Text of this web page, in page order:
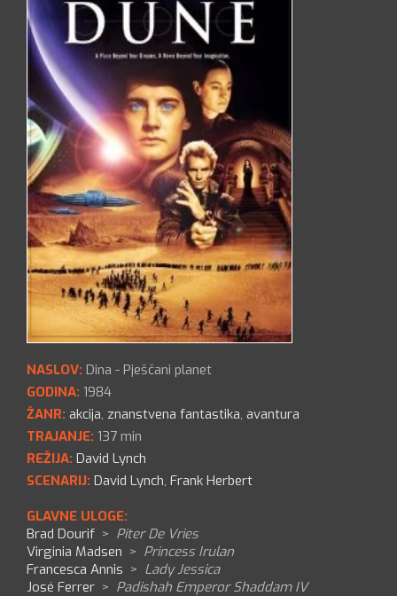
NASLOV: Dina - Pješčani planet
GODINA: 1984
ŽANR: akcija, znanstvena fantastika, avantura
TRAJANJE: 137 min
REŽIJA: David Lynch
SCENARIJ: David Lynch, Frank Herbert
GLAVNE ULOGE:
Brad Dourif > Piter De Vries
Virginia Madsen > Princess Irulan
Francesca Annis > Lady Jessica
José Ferrer > Padishah Emperor Shaddam IV